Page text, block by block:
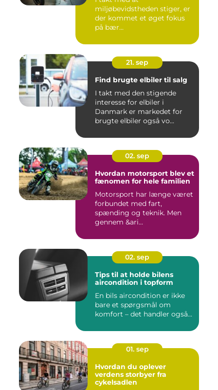
miljøbevidstheden stiger, er
der kommet et øget fokus
på bær...
21. sep
Find brugte elbiler til salg
I takt med den stigende
interesse for elbiler i
Danmark er markedet for
brugte elbiler også vo...
02. sep
Hvordan motorsport blev et
fænomen for hele familien
Motorsport har længe været
forbundet med fart,
spænding og teknik. Men
gennem &ari...
02. sep
Tips til at holde bilens
aircondition i topform
En bils aircondition er ikke
bare et spørgsmål om
komfort – det handler også...
01. sep
Hvordan du oplever
verdens storbyer fra
cykelsadlen